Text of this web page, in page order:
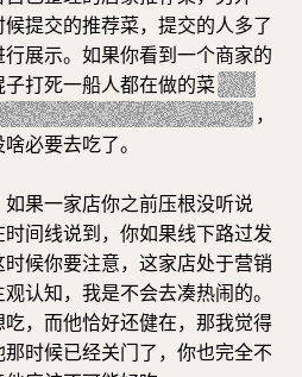
提交的推荐菜，提交的人多了
展示。如果你看到一个商家的
打死一船人都在做的菜（例
醋里脊、剁椒鱼头之类的），
必要去吃了。
果一家店你之前压根没听说
间线说到，你如果线下路过发
候你要注意，这家店处于营销
认知，我是不会去凑热闹的。
，而他恰好还健在，那我觉得
时候已经关门了，你也完全不